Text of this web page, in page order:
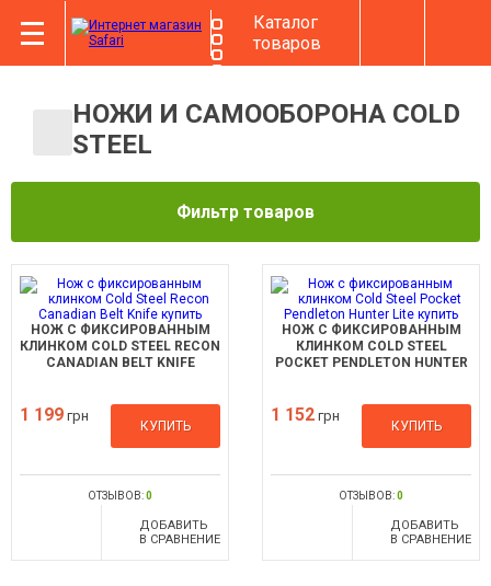
Каталог
товаров
НОЖИ И САМООБОРОНА COLD
STEEL
Фильтр товаров
НОЖ С ФИКСИРОВАННЫМ
КЛИНКОМ COLD STEEL RECON
CANADIAN BELT KNIFE
1 199 грн
КУПИТЬ
ОТЗЫВОВ:0
ДОБАВИТЬ
В СРАВНЕНИЕ
НОЖ С ФИКСИРОВАННЫМ
КЛИНКОМ COLD STEEL
POCKET PENDLETON HUNTER
1 152 грн
КУПИТЬ
ОТЗЫВОВ:0
ДОБАВИТЬ
В СРАВНЕНИЕ